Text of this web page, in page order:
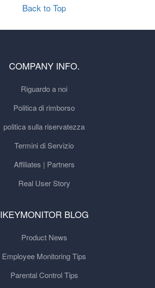
Back to Top
COMPANY INFO.
Riguardo a noi
Politica di rimborso
politica sulla riservatezza
Termini di Servizio
Affiliates | Partners
Real User Story
IKEYMONITOR BLOG
Product News
Employee Monitoring Tips
Parental Control Tips